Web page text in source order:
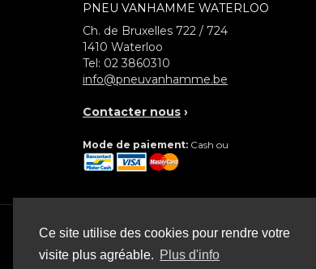
Ce site utilise des cookies pour rendre votre
visite plus agréable. Plus d'info
PNEU VANHAMME WATERLOO
Ch. de Bruxelles 722 / 724
1410 Waterloo
Tel: 02 3860310
info@pneuvanhamme.be
Contacter nous ›
Mode de paiement: Cash ou
© 2026 Pneu Vanhamme